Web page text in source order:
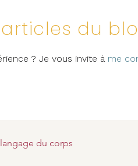
du
? Je vous invite à me
du corps